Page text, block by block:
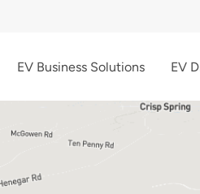
EV Business Solutions EV